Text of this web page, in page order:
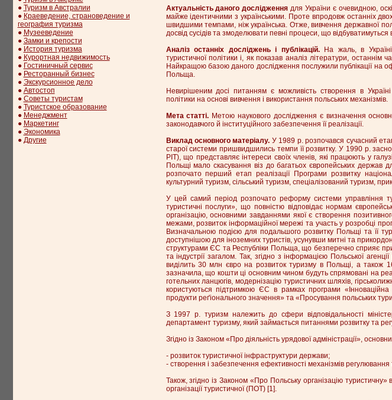
● Туризм в Австралии
● Краеведение, страноведение и
география туризма
● Музееведение
● Замки и крепости
● История туризма
● Курортная недвижимость
● Гостиничный сервис
● Ресторанный бизнес
● Экскурсионное дело
● Автостоп
● Советы туристам
● Туристское образование
● Менеджмент
● Маркетинг
● Экономика
● Другие
Актуальність даного дослідження для України є очевидною,
майже ідентичними з українськими. Проте впродовж останніх
швидшими темпами, ніж українська. Отже, вивчення державної
досвід сусідів та змоделювати певні процеси, що відбуватимуться в
Аналіз останніх досліджень і публікацій.На жаль, в Україні
туристичної політики і, як показав аналіз літератури,
Найкращою базою даного дослідження послужили публікації на
Польща.
Невирішеним досі питанням є можливість створення в Україні
політики на основі вивчення і використання польських механізмів.
Мета статті. Метою наукового дослідження є визначення
законодавчого й інституційного забезпечення її реалізації.
Виклад основного матеріалу. У 1989 р. розпочався сучасний
старої системи пришвидшились темпи її розвитку. У 1990 р.
PIT), що представляє інтереси своїх членів, які працюють у
Польщі мало скасування віз до багатьох європейських
розпочато перший етап реалізації Програми розвитку
культурний туризм, сільський туризм, спеціалізований туризм,
У цей самий період розпочато реформу системи управління
туристичні послуги», що повністю відповідає нормам
організацію, основними завданнями якої є створення
межами, розвиток інформаційної мережі та участь у розробці
Визначальною подією для подальшого розвитку Польщі та її
доступнішою для іноземних туристів, усунувши митні та
структурами ЄС та Республіки Польща, що безперечно сприяє
та індустрії загалом. Так, згідно з інформацією Польської
виділить 30 млн євро на розвиток туризму в Польщі, а також
зазначила, що кошти ці основним чином будуть спрямовані на
готельних ланцюгів, модернізацію туристичних шляхів,
користуються підтримкою ЄС в рамках програми «Інноваційна
продукти реґіонального значення» та «Просування польських
З 1997 р. туризм належить до сфери відповідальності
департамент туризму, який займається питаннями розвитку та
Згідно із Законом «Про діяльність урядової адміністрації»,
- розвиток туристичної інфраструктури держави;
- створення і забезпечення ефективності механізмів регулювання
Також, згідно із Законом «Про Польську організацію туристичну»
організації туристичної (ПОТ) [1].